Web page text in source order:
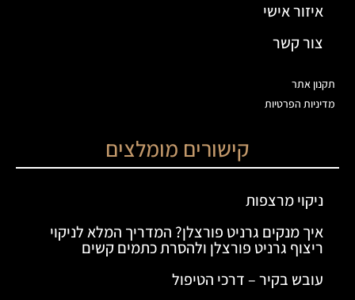
איזור אישי
צור קשר
תקנון אתר
מדיניות הפרטיות
קישורים מומלצים
ניקוי מרצפות
איך מנקים גרניט פורצלן? המדריך המלא לניקוי
ריצוף גרניט פורצלן ולהסרת כתמים קשים
עובש בקיר – דרכי הטיפול